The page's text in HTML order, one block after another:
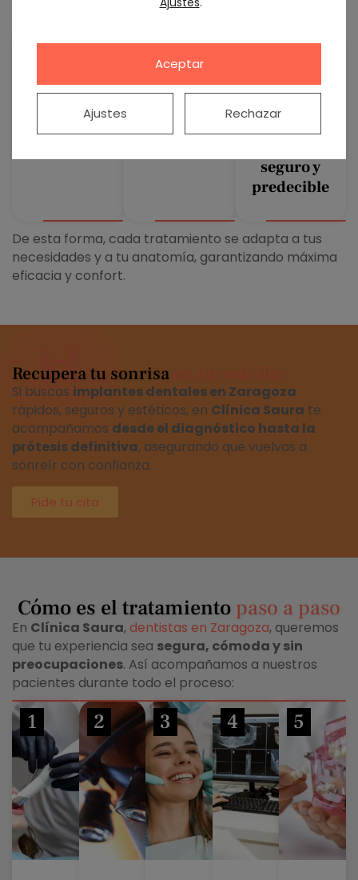
estabilidad
y calidad
del hueso
La
planificación
estrategia
para lograr
seguro y
predecible
De esta forma, cada tratamiento se adapta a tus
necesidades y a tu anatomía, garantizando máxima
eficacia y confort.
Recupera tu sonrisa en un solo día
Si buscas implantes dentales en Zaragoza
rápidos, seguros y estéticos, en Clínica Saura te
acompañamos desde el diagnóstico hasta la
prótesis definitiva, asegurando que vuelvas a
sonreír con confianza.
Pide tu cita
Cómo es el tratamiento paso a paso
En Clínica Saura, dentistas en Zaragoza, queremos
que tu experiencia sea segura, cómoda y sin
preocupaciones. Así acompañamos a nuestros
pacientes durante todo el proceso:
1 2 3 4 5
Aceptar
Rechazar
Ajustes